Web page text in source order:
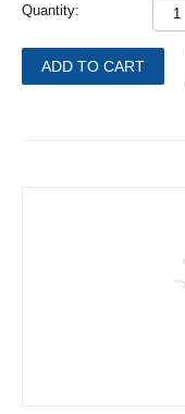
Quantity:
ADD TO CART